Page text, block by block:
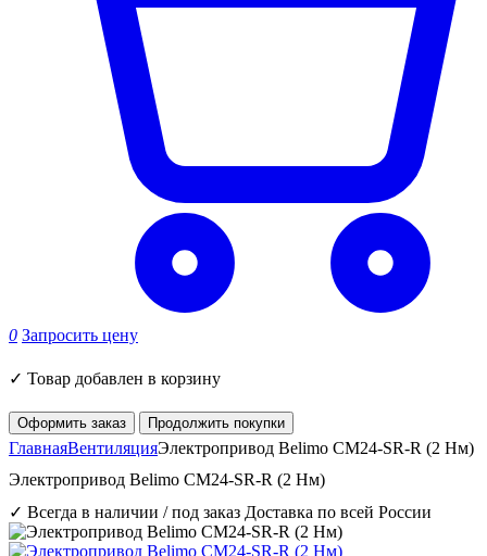
0 Запросить цену
✓ Товар добавлен в корзину
Оформить заказ Продолжить покупки
ГлавнаяВентиляцияЭлектропривод Belimo CM24-SR-R (2 Нм)
Электропривод Belimo CM24-SR-R (2 Нм)
✓ Всегда в наличии / под заказ Доставка по всей России